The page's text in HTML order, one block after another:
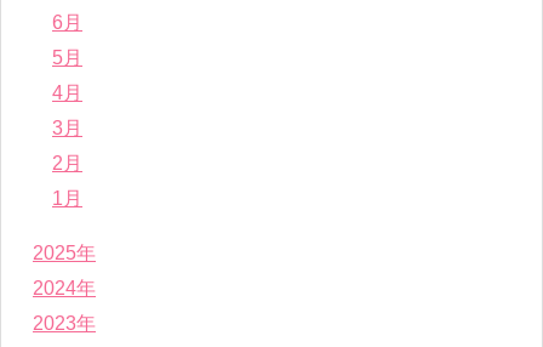
6月
5月
4月
3月
2月
1月
2025年
2024年
2023年